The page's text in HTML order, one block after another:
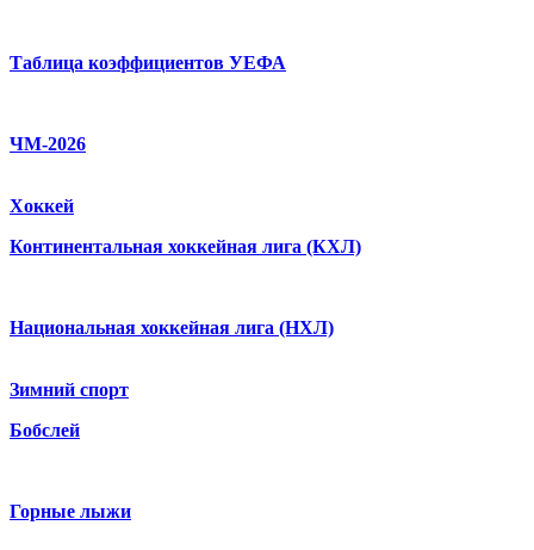
Таблица коэффициентов УЕФА
ЧМ-2026
Хоккей
Континентальная хоккейная лига (КХЛ)
Национальная хоккейная лига (НХЛ)
Зимний спорт
Бобслей
Горные лыжи